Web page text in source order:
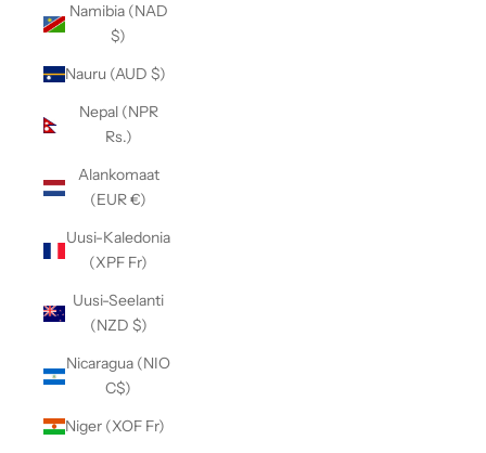
Namibia (NAD
$)
Nauru (AUD $)
Nepal (NPR
Rs.)
Alankomaat
(EUR €)
Uusi-Kaledonia
(XPF Fr)
Uusi-Seelanti
(NZD $)
Nicaragua (NIO
C$)
Niger (XOF Fr)